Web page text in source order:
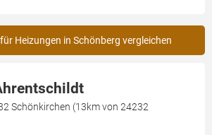
Heizungen in Schönberg vergleichen
Schönkirchen (13km von 24232